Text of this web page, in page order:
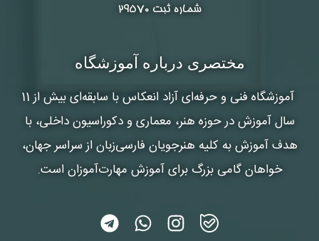
شماره ثبت ۲۹۵۷۰
مختصری درباره آموزشگاه
آموزشگاه فنی و حرفه‌ای آزاد انعکاس
با سابقه‌ای بیش از 11
سال آموزش در حوزه هنر، معماری و دکوراسیون داخلی، با
هدف آموزش به کلیه هنرجویان فارسی‌زبان از سراسر جهان،
خواهان گامی بزرگ برای آموزش مهارت‌آموزان است.